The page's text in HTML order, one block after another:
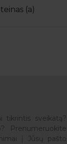
(a)
tikrintis sveikatą?
Prenumeruokite
į Jūsų pašto